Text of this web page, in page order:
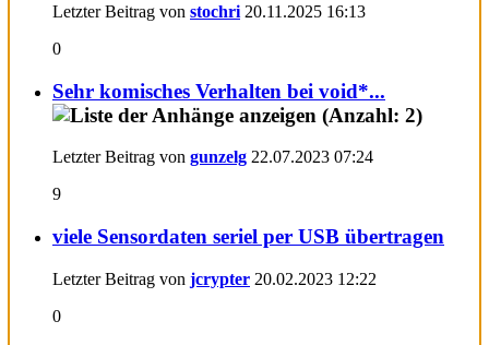
Letzter Beitrag von stochri 20.11.2025 16:13
0
Sehr komisches Verhalten bei void*...
Letzter Beitrag von gunzelg 22.07.2023 07:24
9
viele Sensordaten seriel per USB übertragen
Letzter Beitrag von jcrypter 20.02.2023 12:22
0